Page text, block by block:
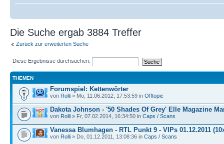
Die Suche ergab 3884 Treffer
Zurück zur erweiterten Suche
Diese Ergebnisse durchsuchen:
THEMEN
Forumspiel: Kettenwörter
von Rolli » Mo, 11.06.2012, 17:53:59 in Offtopic
Dakota Johnson - '50 Shades Of Grey' Elle Magazine
von Rolli » Fr, 07.02.2014, 16:34:50 in Caps / Scans
Vanessa Blumhagen - RTL Punkt 9 - VIPs 01.12.2011
von Rolli » Do, 01.12.2011, 13:08:36 in Caps / Scans